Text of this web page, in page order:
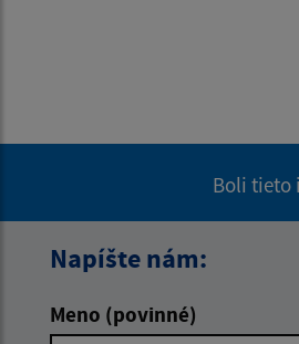
Boli tieto
Napíšte nám:
Meno (povinné)